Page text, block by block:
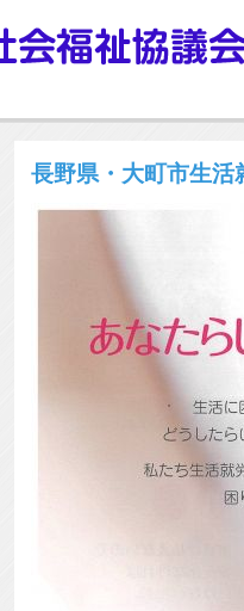
長野県・大町市生活